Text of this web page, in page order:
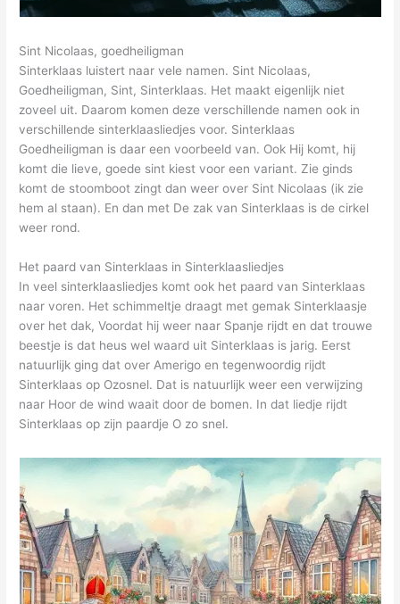
Sint Nicolaas, goedheiligman
Sinterklaas luistert naar vele namen. Sint Nicolaas,
Goedheiligman, Sint, Sinterklaas. Het maakt eigenlijk niet
zoveel uit. Daarom komen deze verschillende namen ook in
verschillende sinterklaasliedjes voor. Sinterklaas
Goedheiligman is daar een voorbeeld van. Ook Hij komt, hij
komt die lieve, goede sint kiest voor een variant. Zie ginds
komt de stoomboot zingt dan weer over Sint Nicolaas (ik zie
hem al staan). En dan met De zak van Sinterklaas is de cirkel
weer rond.
Het paard van Sinterklaas in Sinterklaasliedjes
In veel sinterklaasliedjes komt ook het paard van Sinterklaas
naar voren. Het schimmeltje draagt met gemak Sinterklaasje
over het dak, Voordat hij weer naar Spanje rijdt en dat trouwe
beestje is dat heus wel waard uit Sinterklaas is jarig. Eerst
natuurlijk ging dat over Amerigo en tegenwoordig rijdt
Sinterklaas op Ozosnel. Dat is natuurlijk weer een verwijzing
naar Hoor de wind waait door de bomen. In dat liedje rijdt
Sinterklaas op zijn paardje O zo snel.